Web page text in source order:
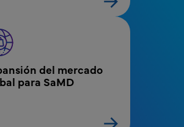
del mercado
para SaMD